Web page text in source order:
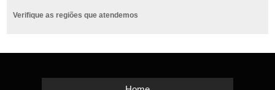
Verifique as regiões que atendemos